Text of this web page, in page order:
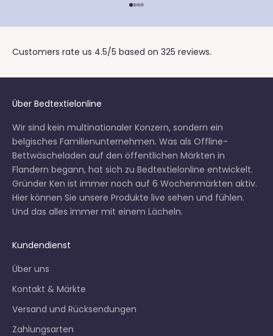
Gehe zu Element 1
Gehe zu Element 2
Gehe zu Element 3
Gehe zu Element 4
Customers rate us 4.5/5 based on 325 reviews.
Über Bedtextielonline
Wir sind kein multinationaler Konzern, sondern ein
belgisches Familienunternehmen. Was als Offline-
Bettwäscheladen auf den öffentlichen Märkten in
Flandern begann, hat sich zu Bedtextielonline entwickelt.
Gründer Ken ist immer noch auf 6 Wochenmärkten aktiv.
Hier können Sie unsere Produkte live sehen und fühlen.
Und das alles immer mit einem Lächeln.
Kundendienst
Über uns
Kontakt & Märkte
Versand und Rücksendungen
Zahlungsarten